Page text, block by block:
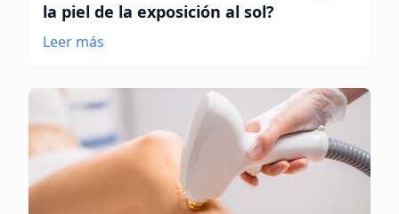
la piel de la exposición al sol?
Leer más